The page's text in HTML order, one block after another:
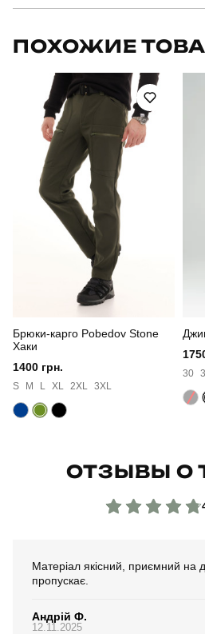
Призначення
Стиль
Сезон
Склад тканини
Країна - виробник
ПОХОЖИЕ
Брюки-карго Pobedov Stone
Хаки
1400 грн.
S M L XL 2XL 3XL
30
ОТЗЫВЫ О
Матеріал якісний, приємний на
пропускає.
Андрій Ф.
12.11.2025